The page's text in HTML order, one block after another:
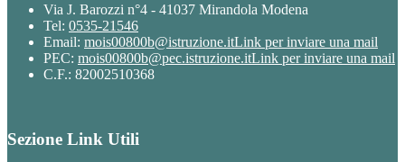
Via J. Barozzi n°4 - 41037 Mirandola Modena
Tel: 0535-21546
Email: mois00800b@istruzione.itLink per inviare una mail
PEC: mois00800b@pec.istruzione.itLink per inviare una mail
C.F.: 82002510368
Sezione Link Utili